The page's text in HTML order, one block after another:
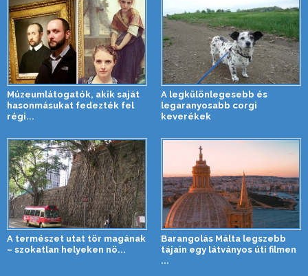
Múzeumlátogatók, akik saját
hasonmásukat fedezték fel
régi...
A legkülönlegesebb és
legaranyosabb corgi
keverékek
A természet utat tör magának
– szokatlan helyeken nö...
Barangolás Málta legszebb
tájain egy látványos úti filmen
...